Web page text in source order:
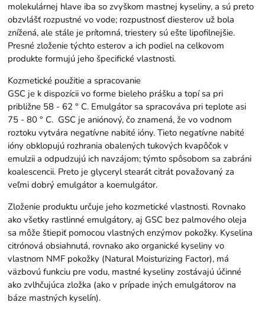
molekulárnej hlave iba so zvyškom mastnej kyseliny, a sú preto
obzvlášť rozpustné vo vode; rozpustnosť diesterov už bola
znížená, ale stále je prítomná, triestery sú ešte lipofilnejšie.
Presné zloženie týchto esterov a ich podiel na celkovom
produkte formujú jeho špecifické vlastnosti.
Kozmetické použitie a spracovanie
GSC je k dispozícii vo forme bieleho prášku a topí sa pri
približne 58 - 62 ° C. Emulgátor sa spracováva pri teplote asi
75 - 80 ° C. GSC je aniónový, čo znamená, že vo vodnom
roztoku vytvára negatívne nabité ióny. Tieto negatívne nabité
ióny obklopujú rozhrania obalených tukových kvapôčok v
emulzii a odpudzujú ich navzájom; týmto spôsobom sa zabráni
koalescencii. Preto je glyceryl stearát citrát považovaný za
veľmi dobrý emulgátor a koemulgátor.
Zloženie produktu určuje jeho kozmetické vlastnosti. Rovnako
ako všetky rastlinné emulgátory, aj GSC bez palmového oleja
sa môže štiepiť pomocou vlastných enzýmov pokožky. Kyselina
citrónová obsiahnutá, rovnako ako organické kyseliny vo
vlastnom NMF pokožky (Natural Moisturizing Factor), má
väzbovú funkciu pre vodu, mastné kyseliny zostávajú účinné
ako zvlhčujúca zložka (ako v prípade iných emulgátorov na
báze mastných kyselín).